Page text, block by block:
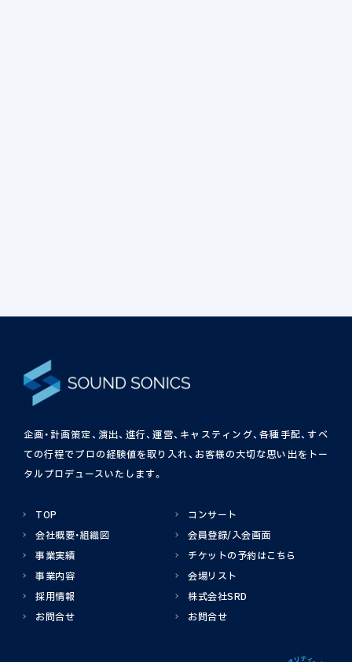
企画・計画策定、演出、進行、運営、キャスティング、各種手配、すべ
ての行程でプロの経験値を取り入れ、お客様の大切な思い出をトー
タルプロデュースいたします。
TOP
会社概要・組織図
事業実績
事業内容
採用情報
お問合せ
コンサート
会員登録/入会画面
チケットの予約はこちら
会場リスト
株式会社SRD
お問合せ